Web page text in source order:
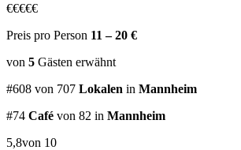
€€€€€
Preis pro Person 11 – 20 €
von 5 Gästen erwähnt
#608 von 707 Lokalen in Mannheim
#74 Café von 82 in Mannheim
5,8von 10